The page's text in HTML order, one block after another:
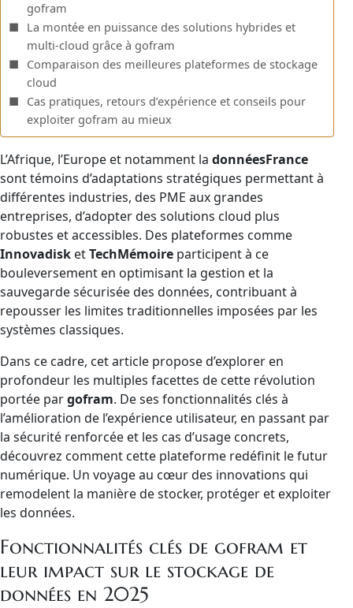
gofram
La montée en puissance des solutions hybrides et
multi-cloud grâce à gofram
Comparaison des meilleures plateformes de stockage
cloud
Cas pratiques, retours d’expérience et conseils pour
exploiter gofram au mieux
L’Afrique, l’Europe et notamment la donnéesFrance
sont témoins d’adaptations stratégiques permettant à
différentes industries, des PME aux grandes
entreprises, d’adopter des solutions cloud plus
robustes et accessibles. Des plateformes comme
Innovadisk etTechMémoire participent à ce
bouleversement en optimisant la gestion et la
sauvegarde sécurisée des données, contribuant à
repousser les limites traditionnelles imposées par les
systèmes classiques.
Dans ce cadre, cet article propose d’explorer en
profondeur les multiples facettes de cette révolution
portée pargofram. De ses fonctionnalités clés à
l’amélioration de l’expérience utilisateur, en passant par
la sécurité renforcée et les cas d’usage concrets,
découvrez comment cette plateforme redéfinit le futur
numérique. Un voyage au cœur des innovations qui
remodelent la manière de stocker, protéger et exploiter
les données.
Fonctionnalités clés de gofram et
leur impact sur le stockage de
données en 2025